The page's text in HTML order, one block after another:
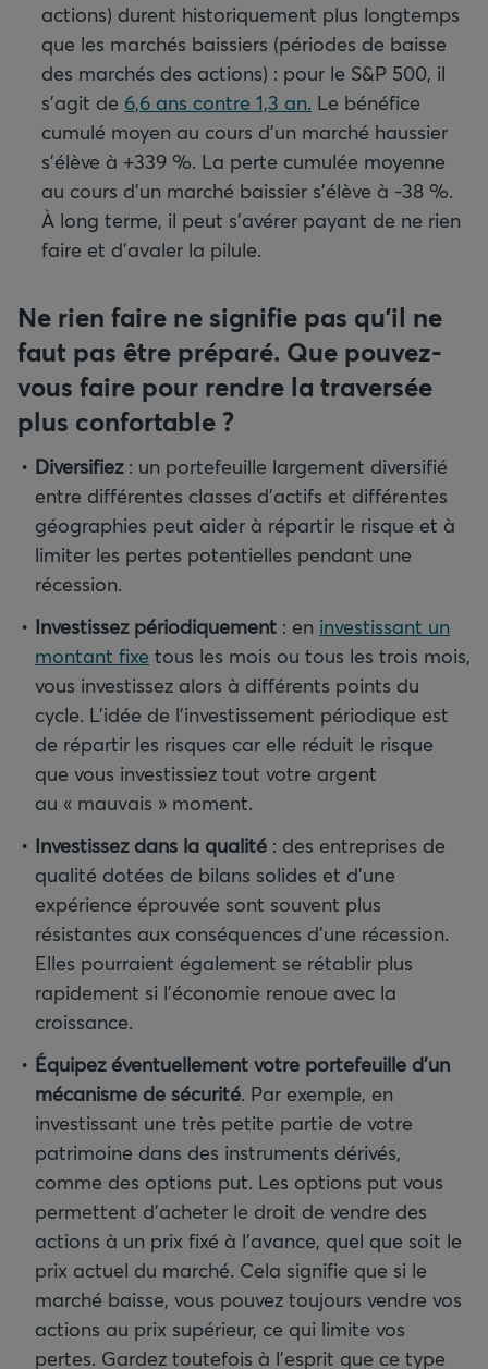
actions) durent historiquement plus longtemps
que les marchés baissiers (périodes de baisse
des marchés des actions) : pour le S&P 500, il
s’agit de 6,6 ans contre 1,3 an. Le bénéfice
cumulé moyen au cours d’un marché haussier
s’élève à +339 %. La perte cumulée moyenne
au cours d’un marché baissier s’élève à -38 %.
À long terme, il peut s’avérer payant de ne rien
faire et d’avaler la pilule.
Ne rien faire ne signifie pas qu’il ne
faut pas être préparé. Que pouvez-
vous faire pour rendre la traversée
plus confortable ?
Diversifiez : un portefeuille largement diversifié
entre différentes classes d’actifs et différentes
géographies peut aider à répartir le risque et à
limiter les pertes potentielles pendant une
récession.
Investissez périodiquement : en investissant un
montant fixe tous les mois ou tous les trois mois,
vous investissez alors à différents points du
cycle. L’idée de l’investissement périodique est
de répartir les risques car elle réduit le risque
que vous investissiez tout votre argent
au « mauvais » moment.
Investissez dans la qualité : des entreprises de
qualité dotées de bilans solides et d’une
expérience éprouvée sont souvent plus
résistantes aux conséquences d’une récession.
Elles pourraient également se rétablir plus
rapidement si l’économie renoue avec la
croissance.
Équipez éventuellement votre portefeuille d’un
mécanisme de sécurité. Par exemple, en
investissant une très petite partie de votre
patrimoine dans des instruments dérivés,
comme des options put. Les options put vous
permettent d’acheter le droit de vendre des
actions à un prix fixé à l’avance, quel que soit le
prix actuel du marché. Cela signifie que si le
marché baisse, vous pouvez toujours vendre vos
actions au prix supérieur, ce qui limite vos
pertes. Gardez toutefois à l’esprit que ce type